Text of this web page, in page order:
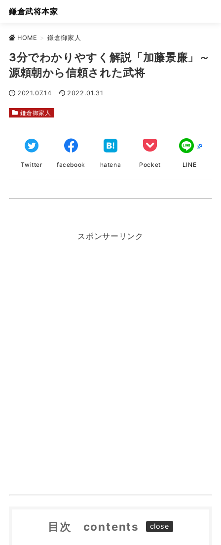
鎌倉武将本家
HOME > 鎌倉御家人
3分でわかりやすく解説「加藤景廉」～
源頼朝から信頼された武将
2021.07.14 2022.01.31
鎌倉御家人
Twitter facebook hatena Pocket LINE
スポンサーリンク
目次 contents